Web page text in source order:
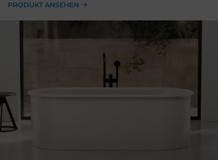
PRODUKT ANSEHEN